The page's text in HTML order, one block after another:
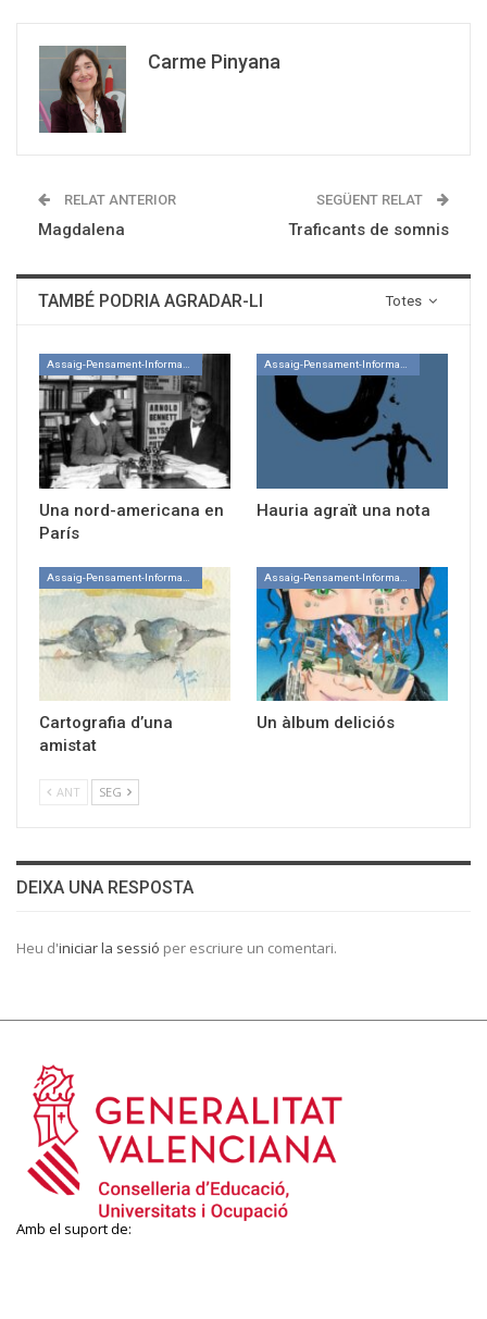
Carme Pinyana
RELAT ANTERIOR
Magdalena
SEGÜENT RELAT
Traficants de somnis
Totes
TAMBÉ PODRIA AGRADAR-LI
Assaig-Pensament-Informació
Una nord-americana en
París
Assaig-Pensament-Informació
Hauria agraït una nota
Cartografia d’una
amistat
Un àlbum deliciós
ANT SEG
DEIXA UNA RESPOSTA
Heu d'iniciar la sessió per escriure un comentari.
Amb el suport de: